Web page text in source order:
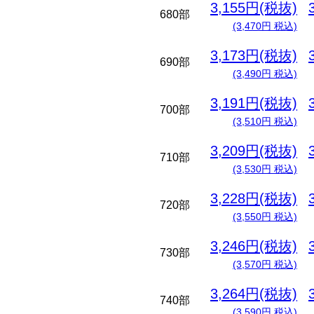
680部 3,155円(税抜)
(3,470円 税込)
690部 3,173円(税抜)
(3,490円 税込)
700部 3,191円(税抜)
(3,510円 税込)
710部 3,209円(税抜)
(3,530円 税込)
720部 3,228円(税抜)
(3,550円 税込)
730部 3,246円(税抜)
(3,570円 税込)
740部 3,264円(税抜)